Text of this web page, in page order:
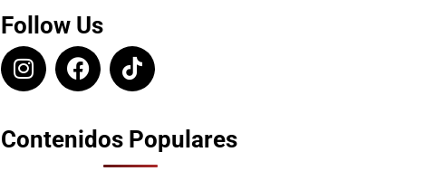
Follow Us
Contenidos Populares